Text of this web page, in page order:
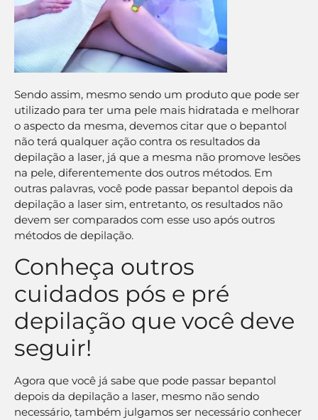
Sendo assim, mesmo sendo um produto que pode ser
utilizado para ter uma pele mais hidratada e melhorar
o aspecto da mesma, devemos citar que o bepantol
não terá qualquer ação contra os resultados da
depilação a laser, já que a mesma não promove lesões
na pele, diferentemente dos outros métodos. Em
outras palavras, você pode passar bepantol depois da
depilação a laser sim, entretanto, os resultados não
devem ser comparados com esse uso após outros
métodos de depilação.
Conheça outros
cuidados pós e pré
depilação que você deve
seguir!
Agora que você já sabe que pode passar bepantol
depois da depilação a laser, mesmo não sendo
necessário, também julgamos ser necessário conhecer